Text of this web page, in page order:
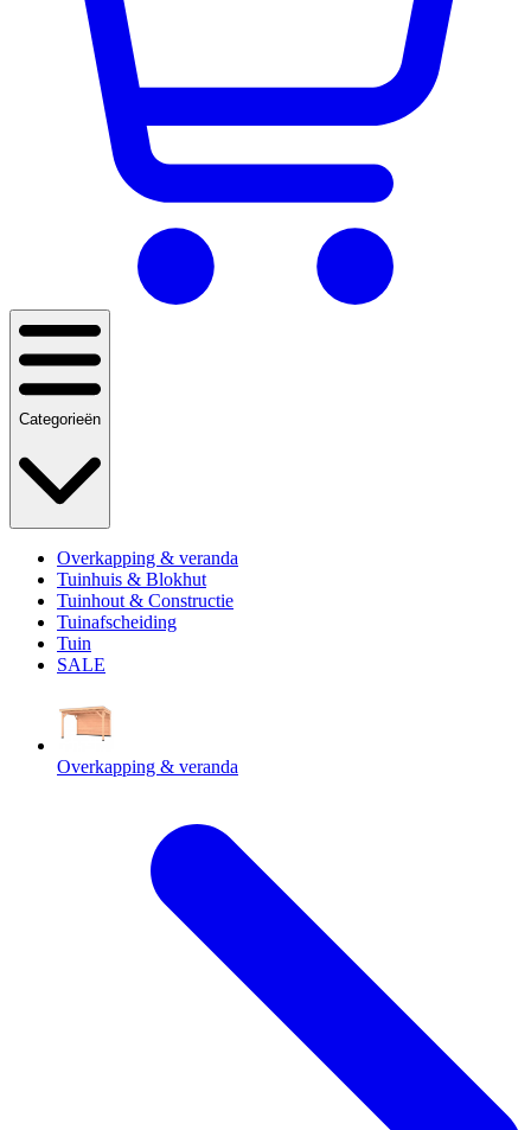
Categorieën
Overkapping & veranda
Tuinhuis & Blokhut
Tuinhout & Constructie
Tuinafscheiding
Tuin
SALE
Overkapping & veranda